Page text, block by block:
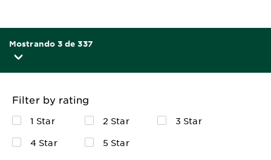
Mostrando 3 de 337
Filter by rating
1 Star 2 Star
3 Star
4 Star
5 Star